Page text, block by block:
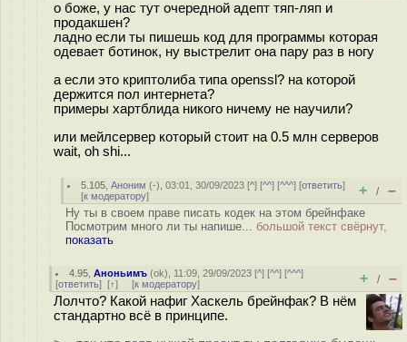
о боже, у нас тут очередной адепт тяп-ляп и
продакшен?
ладно если ты пишешь код для программы которая
одевает ботинок, ну выстрелит она пару раз в ногу
а если это криптолиба типа openssl? на которой
держится пол интернета?
примеры хартблида никого ничему не научили?
или мейлсервер который стоит на 0.5 млн серверов
wait, oh shi...
5.105 ,Аноним (-), 03:01, 30/09/2023 [^] [^^] [^^^] [ответить]
[к модератору] + / –
Ну ты в своем праве писать кодек на этом брейнфаке
Посмотрим много ли ты напише... большой текст свёрнут,
показать
4.95 ,Аноньимъ (ok), 11:09, 29/09/2023 [^] [^^] [^^^]
[ответить] [↑] [к модератору] + / –
Лолчто? Какой нафиг Хаскель брейнфак? В нём
стандартно всё в принципе.